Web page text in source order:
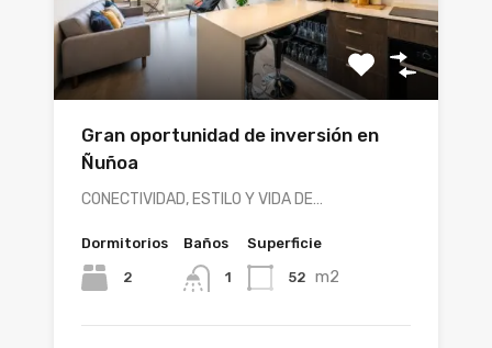
Gran oportunidad de inversión en
Ñuñoa
CONECTIVIDAD, ESTILO Y VIDA DE…
Dormitorios
2
Baños
1
Superficie
52 m2